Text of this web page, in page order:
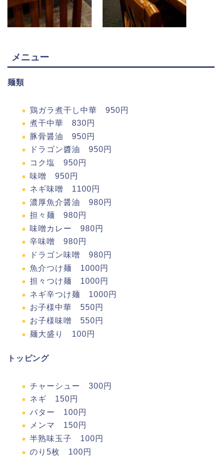
メニュー
麺類
鶏ガラ煮干し中華 950円
煮干中華 830円
豚骨醤油 950円
ドラゴン醬油 950円
コク塩 950円
味噌 950円
ネギ味噌 1100円
濃厚魚介醤油 980円
担々麺 980円
味噌カレー 980円
辛味噌 980円
ドラゴン味噌 980円
魚介つけ麺 1000円
担々つけ麺 1000円
ネギ辛つけ麺 1000円
お子様中華 550円
お子様味噌 550円
麺大盛り 100円
トッピング
チャーシュー 300円
ネギ 150円
バター 100円
メンマ 150円
半熟味玉子 100円
のり5枚 100円